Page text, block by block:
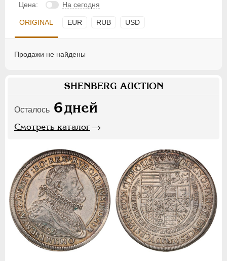
Цена: На сегодня
ORIGINAL EUR RUB USD
Продажи не найдены
SHENBERG AUCTION
Осталось 6дней
Смотреть каталог